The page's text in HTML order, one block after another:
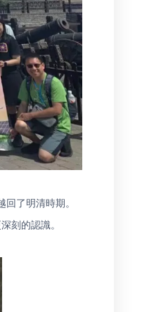
了明清時期。
刻的認識。